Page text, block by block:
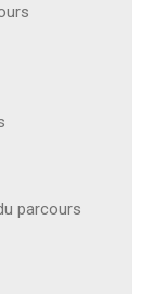
parcours